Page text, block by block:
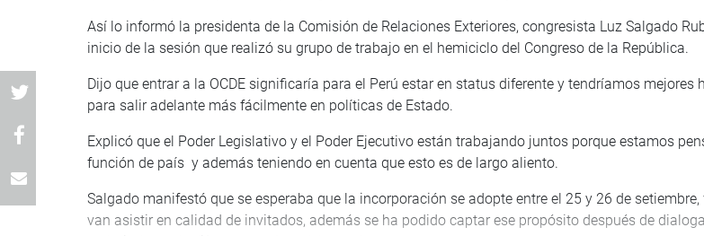
Así lo informó la presidenta de la Comisión de Relaciones Exteriores, congresista Luz Salgado
inicio de la sesión que realizó su grupo de trabajo en el hemiciclo del Congreso de la República.
Dijo que entrar a la OCDE significaría para el Perú estar en status diferente y tendríamos mejores
para salir adelante más fácilmente en políticas de Estado.
Explicó que el Poder Legislativo y el Poder Ejecutivo están trabajando juntos porque estamos
función de país y además teniendo en cuenta que esto es de largo aliento.
Salgado manifestó que se esperaba que la incorporación se adopte entre el 25 y 26 de setiembre,
van asistir en calidad de invitados, además se ha podido captar ese propósito después de